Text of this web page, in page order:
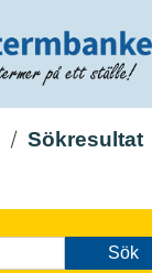
Sökresultat
Sök